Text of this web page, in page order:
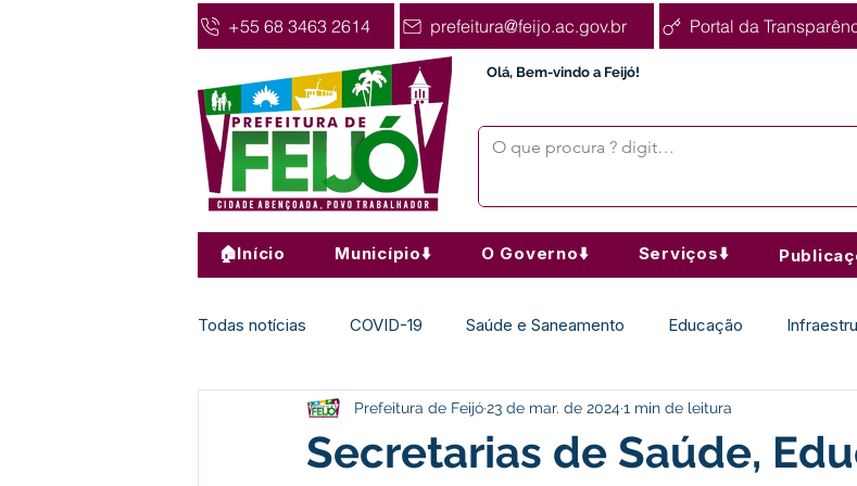
+55 68 3463 2614 prefeitura@feijo.ac.gov.br Portal da
Olá, Bem-vindo a Feijó!
🏠Início Município⬇️ O Governo⬇️ Serviços⬇️
Todas notícias COVID-19 Saúde e Saneamento Educação
Agricultura Nota de Pesar Desporto Cultura e Lazer
Secretarias de Saúde,
Prefeitura de Feijó23 de mar. de 20241 min de leitura